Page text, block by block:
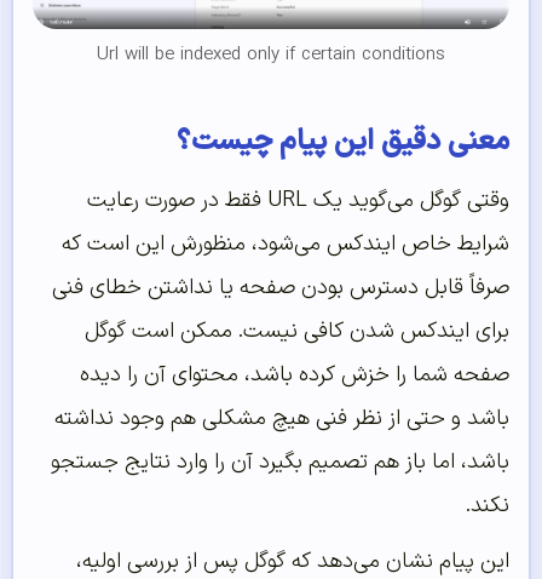
Url will be indexed only if certain conditions
معنی دقیق این پیام چیست؟
وقتی گوگل می‌گوید یک URL فقط در صورت رعایت
شرایط خاص ایندکس می‌شود، منظورش این است که
صرفاً قابل دسترس بودن صفحه یا نداشتن خطای فنی
برای ایندکس شدن کافی نیست. ممکن است گوگل
صفحه شما را خزش کرده باشد، محتوای آن را دیده
باشد و حتی از نظر فنی هیچ مشکلی هم وجود نداشته
باشد، اما باز هم تصمیم بگیرد آن را وارد نتایج جستجو
نکند.
این پیام نشان می‌دهد که گوگل پس از بررسی اولیه،